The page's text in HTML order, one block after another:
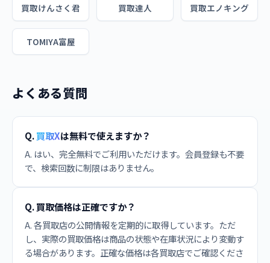
買取けんさく君 買取達人 買取エノキング
TOMIYA富屋
よくある質問
Q.買取Xは無料で使えますか？
A. はい、完全無料でご利用いただけます。会員登録も不要
で、検索回数に制限はありません。
Q. 買取価格は正確ですか？
A. 各買取店の公開情報を定期的に取得しています。ただ
し、実際の買取価格は商品の状態や在庫状況により変動す
る場合があります。正確な価格は各買取店でご確認くださ